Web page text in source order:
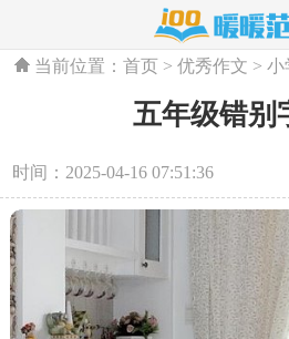
当前位置：首页 >优秀作文 >小
五年级错别
时间：2025-04-16 07:51:36